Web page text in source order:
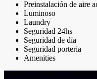
Preinstalación de aire
Luminoso
Laundry
Seguridad 24hs
Seguridad de día
Seguridad portería
Amenities